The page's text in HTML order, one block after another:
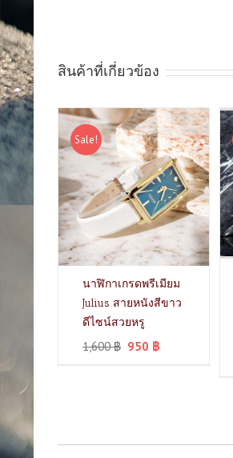
สินค้าที่เกี่ยวข้อง
Sale!
นาฬิกาเกรดพรีเมียม
Julius สายหนังสีขาว
ดีไซน์สวยหรู
1,600฿ 950 ฿